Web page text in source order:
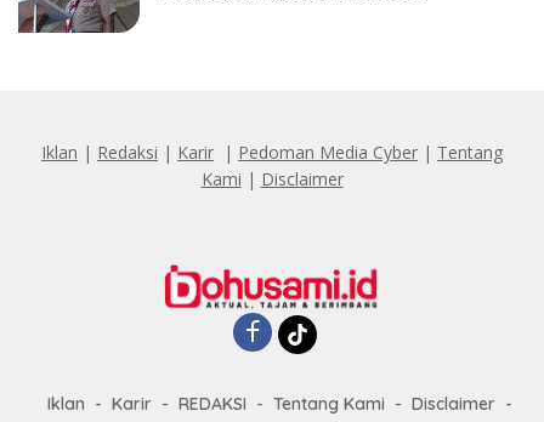
Iklan | Redaksi | Karir | Pedoman Media Cyber | Tentang
Kami | Disclaimer
Iklan Karir REDAKSI Tentang Kami
Disclaimer